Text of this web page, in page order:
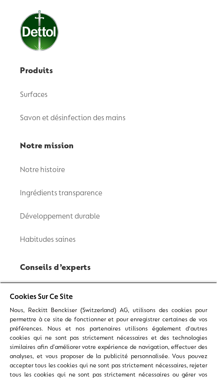
Produits
Surfaces
Savon et désinfection des mains
Notre mission
Notre histoire
Ingrédients transparence
Développement durable
Habitudes saines
Conseils d’experts
Soins corporels
Famille
Germes, bactéries & virus
Cookies Sur Ce Site
Nous, Reckitt Benckiser (Switzerland) AG, utilisons des cookies pour
permettre à ce site de fonctionner et pour enregistrer certaines de vos
préférences. Nous et nos partenaires utilisons également d'autres
cookies qui ne sont pas strictement nécessaires et des technologies
similaires afin d’améliorer votre expérience de navigation, effectuer des
analyses, et vous proposer de la publicité personnalisée. Vous pouvez
accepter tous les cookies qui ne sont pas strictement nécessaires, rejeter
tous les cookies qui ne sont pas strictement nécessaires ou gérer vos